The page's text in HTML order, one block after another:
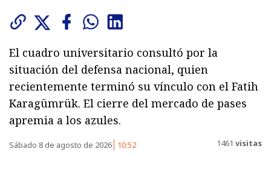
El cuadro universitario consultó por la
situación del defensa nacional, quien
recientemente terminó su vínculo con el Fatih
Karagümrük. El cierre del mercado de pases
apremia a los azules.
Sábado 8 de agosto de 2026 10:52 1461 visitas